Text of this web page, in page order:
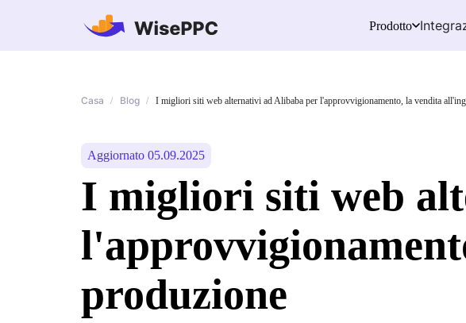
Prodotto
Casa / Blog / I migliori siti web alternativi ad Alibaba per l'approvvigionamento, la vendita
Aggiornato 05.09.2025
I migliori siti web
produzione